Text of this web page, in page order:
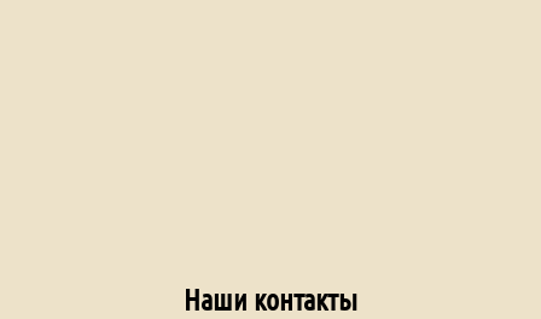
Наши контакты